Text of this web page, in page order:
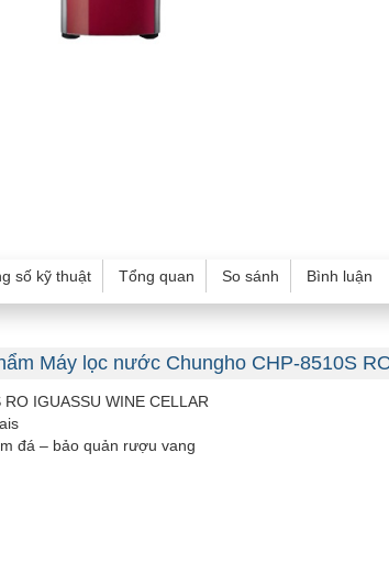
số kỹ thuật Tổng quan So sánh Bình luận
Máy lọc nước Chungho CHP-8510S
RO IGUASSU WINE CELLAR
đá – bảo quản rượu vang